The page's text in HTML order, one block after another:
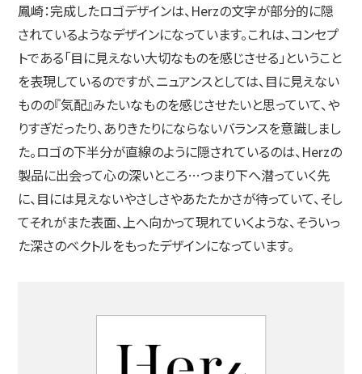
鳳崎：完成したロゴデザインは、Herzの文字が部分的に隠
されているようなデザインになっています。これは、コンセプ
トである「目に見えない大切なものを感じさせる」ということ
を表現しているのですが、ニュアンスとしては、目に見えない
ものの『気配』みたいなものを感じさせたいと思っていて、や
りすぎだったり、ありきたりにならないバランスを意識しまし
た。ロゴの下半分が直線のように隠されているのは、Herzの
製品に出会って心の深いところ…つまり下へ潜っていく先
に、目には見えないやさしさやあたたかさが待っていて、そし
てそれがまた表面、上へ向かって現れていくような、そういっ
た深さのベクトルをもったデザインになっています。